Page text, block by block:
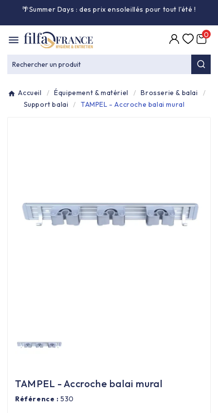
🌴Summer Days : des prix ensoleillés pour tout l'été!

Entretien général
Équipement & matériel 
Collecte des déchets 
Alimentaire & jetable 
Rechercher un produit
0
Accueil Équipement & matériel
Brosserie & balai
Support balai
TAMPEL - Accroche balai mural
TAMPEL - Accroche balai mural
Référence : 530